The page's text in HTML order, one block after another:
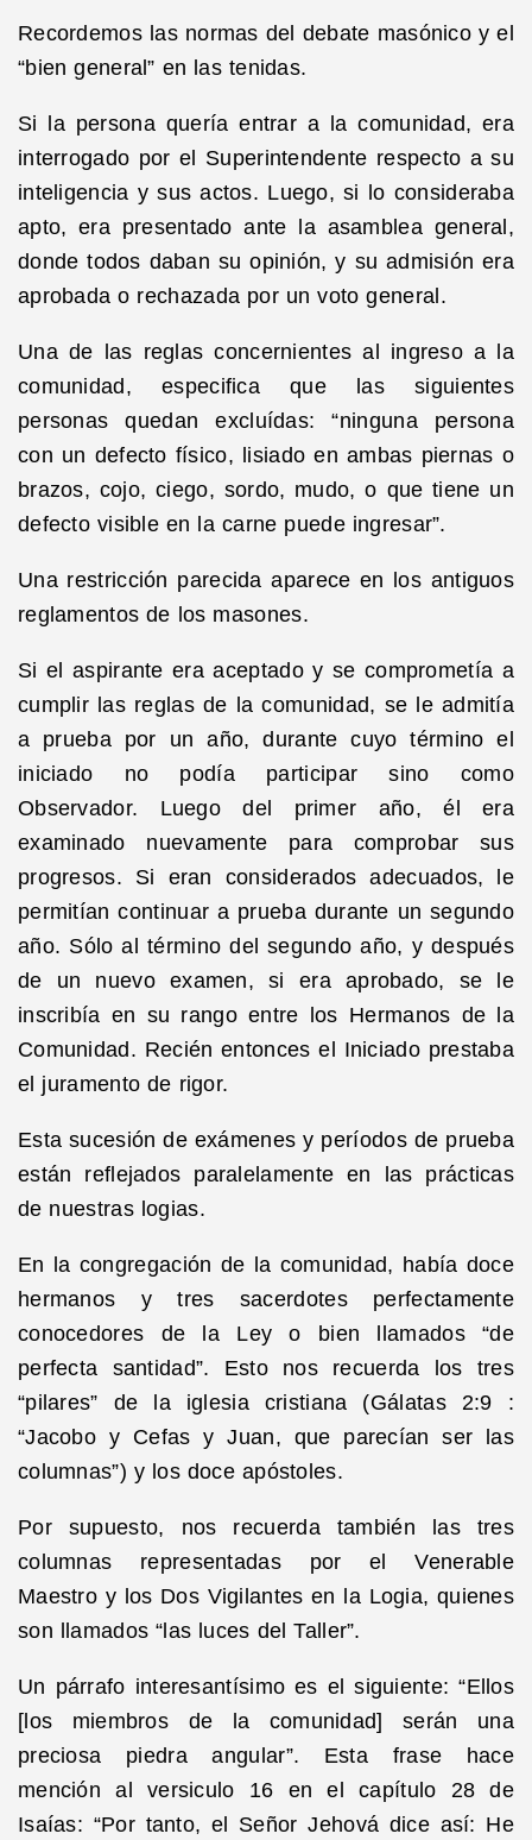
Recordemos las normas del debate masónico y el
“bien general” en las tenidas.
Si la persona quería entrar a la comunidad, era
interrogado por el Superintendente respecto a su
inteligencia y sus actos. Luego, si lo consideraba
apto, era presentado ante la asamblea general,
donde todos daban su opinión, y su admisión era
aprobada o rechazada por un voto general.
Una de las reglas concernientes al ingreso a la
comunidad, especifica que las siguientes
personas quedan excluídas: “ninguna persona
con un defecto físico, lisiado en ambas piernas o
brazos, cojo, ciego, sordo, mudo, o que tiene un
defecto visible en la carne puede ingresar”.
Una restricción parecida aparece en los antiguos
reglamentos de los masones.
Si el aspirante era aceptado y se comprometía a
cumplir las reglas de la comunidad, se le admitía
a prueba por un año, durante cuyo término el
iniciado no podía participar sino como
Observador. Luego del primer año, él era
examinado nuevamente para comprobar sus
progresos. Si eran considerados adecuados, le
permitían continuar a prueba durante un segundo
año. Sólo al término del segundo año, y después
de un nuevo examen, si era aprobado, se le
inscribía en su rango entre los Hermanos de la
Comunidad. Recién entonces el Iniciado prestaba
el juramento de rigor.
Esta sucesión de exámenes y períodos de prueba
están reflejados paralelamente en las prácticas
de nuestras logias.
En la congregación de la comunidad, había doce
hermanos y tres sacerdotes perfectamente
conocedores de la Ley o bien llamados “de
perfecta santidad”. Esto nos recuerda los tres
“pilares” de la iglesia cristiana (Gálatas 2:9 :
“Jacobo y Cefas y Juan, que parecían ser las
columnas”) y los doce apóstoles.
Por supuesto, nos recuerda también las tres
columnas representadas por el Venerable
Maestro y los Dos Vigilantes en la Logia, quienes
son llamados “las luces del Taller”.
Un párrafo interesantísimo es el siguiente: “Ellos
[los miembros de la comunidad] serán una
preciosa piedra angular”. Esta frase hace
mención al versiculo 16 en el capítulo 28 de
Isaías: “Por tanto, el Señor Jehová dice así: He